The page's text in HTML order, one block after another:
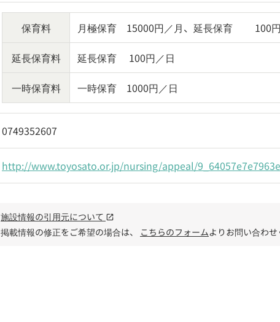
保育料 月極保育　15000円／月、延長保育　　 100
延長保育料 延長保育　 100円／日
一時保育料 一時保育　1000円／日
0749352607
http://www.toyosato.or.jp/nursing/appeal/
施設情報の引用元について open_in_new
掲載情報の修正をご希望の場合は、 こちらのフォームよりお問い合わせ